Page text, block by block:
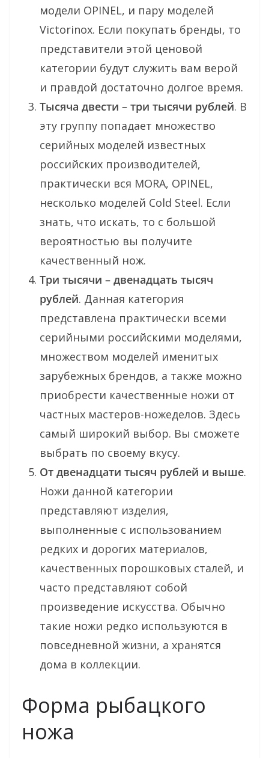
модели OPINEL, и пару моделей
Victorinox. Если покупать бренды, то
представители этой ценовой
категории будут служить вам верой
и правдой достаточно долгое время.
Тысяча двести – три тысячи рублей. В
эту группу попадает множество
серийных моделей известных
российских производителей,
практически вся MORA, OPINEL,
несколько моделей Cold Steel. Если
знать, что искать, то с большой
вероятностью вы получите
качественный нож.
Три тысячи – двенадцать тысяч
рублей. Данная категория
представлена практически всеми
серийными российскими моделями,
множеством моделей именитых
зарубежных брендов, а также можно
приобрести качественные ножи от
частных мастеров-ножеделов. Здесь
самый широкий выбор. Вы сможете
выбрать по своему вкусу.
От двенадцати тысяч рублей и выше.
Ножи данной категории
представляют изделия,
выполненные с использованием
редких и дорогих материалов,
качественных порошковых сталей, и
часто представляют собой
произведение искусства. Обычно
такие ножи редко используются в
повседневной жизни, а хранятся
дома в коллекции.
Форма рыбацкого
ножа